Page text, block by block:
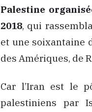
Palestine
2018, qui
et une soixantaine
des Amériques, de
Car l’Iran est le
palestiniens par